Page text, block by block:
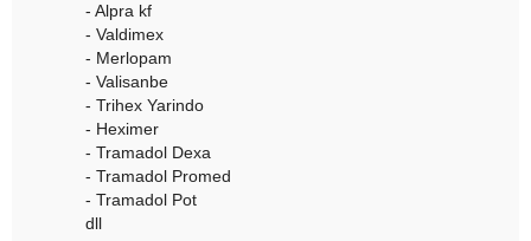
- Alpra kf
- Valdimex
- Merlopam
- Valisanbe
- Trihex Yarindo
- Heximer
- Tramadol Dexa
- Tramadol Promed
- Tramadol Pot
dll